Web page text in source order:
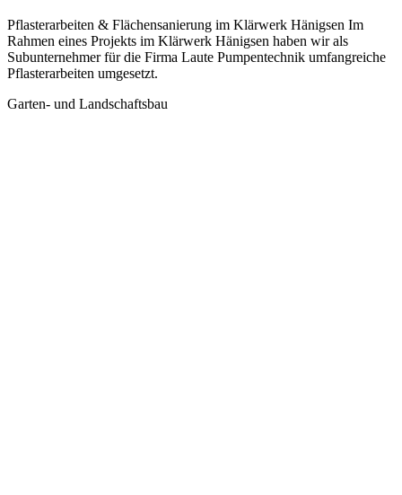
Pflasterarbeiten & Flächensanierung im Klärwerk Hänigsen Im
Rahmen eines Projekts im Klärwerk Hänigsen haben wir als
Subunternehmer für die Firma Laute Pumpentechnik umfangreiche
Pflasterarbeiten umgesetzt.
Garten- und Landschaftsbau